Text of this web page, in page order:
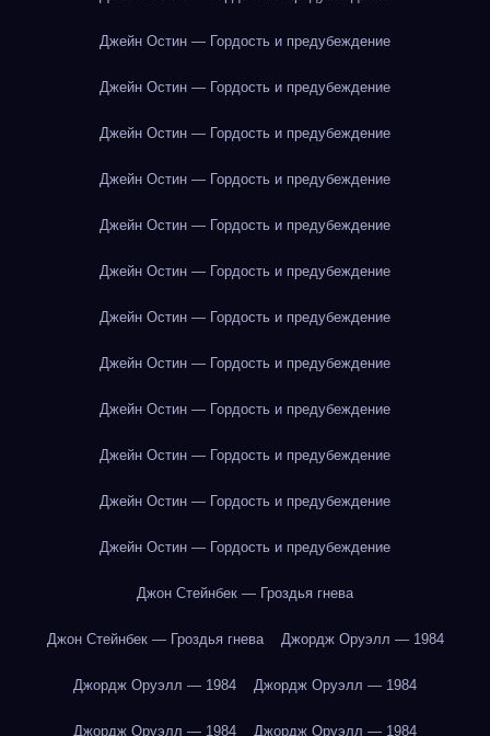
Джейн Остин — Гордость и предубеждение
Джейн Остин — Гордость и предубеждение
Джейн Остин — Гордость и предубеждение
Джейн Остин — Гордость и предубеждение
Джейн Остин — Гордость и предубеждение
Джейн Остин — Гордость и предубеждение
Джейн Остин — Гордость и предубеждение
Джейн Остин — Гордость и предубеждение
Джейн Остин — Гордость и предубеждение
Джейн Остин — Гордость и предубеждение
Джейн Остин — Гордость и предубеждение
Джейн Остин — Гордость и предубеждение
Джон Стейнбек — Гроздья гнева
Джон Стейнбек — Гроздья гнева Джордж Оруэлл — 1984
Джордж Оруэлл — 1984 Джордж Оруэлл — 1984
Джордж Оруэлл — 1984 Джордж Оруэлл — 1984